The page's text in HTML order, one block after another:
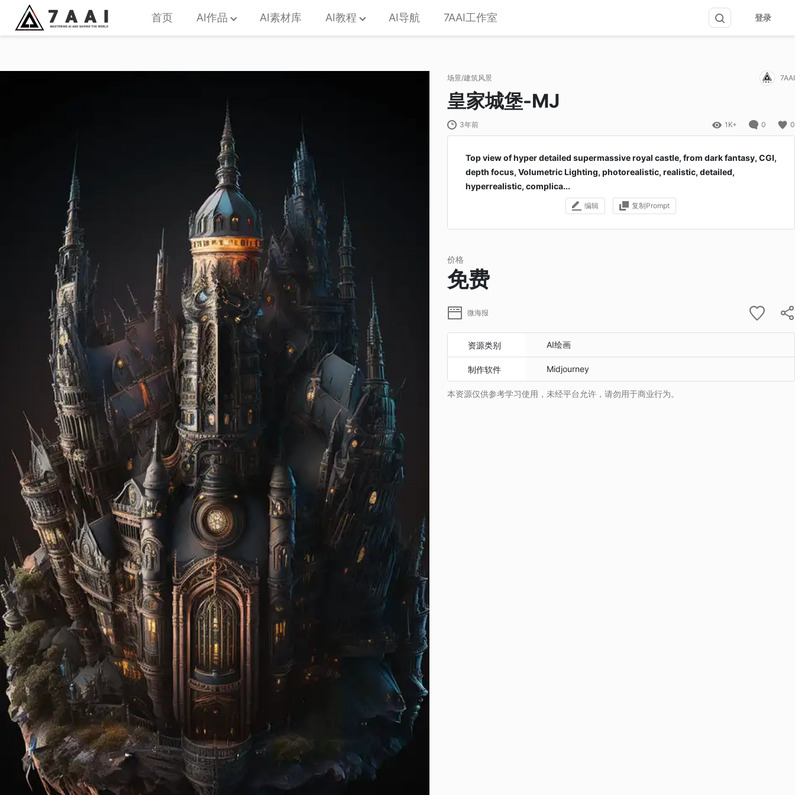
首页 AI作品 AI素材库 AI教程 AI导航 7AAI工作室 登录
场景/建筑风景 7AAI
皇家城堡-MJ
3年前 1K+ 0 0
Top view of hyper detailed supermassive royal castle, from dark fantasy, CGI,
depth focus, Volumetric Lighting, photorealistic, realistic, detailed,
hyperrealistic, complica...
编辑 复制Prompt
价格
免费
微海报
资源类别 AI绘画
制作软件 Midjourney
本资源仅供参考学习使用，未经平台允许，请勿用于商业行为。